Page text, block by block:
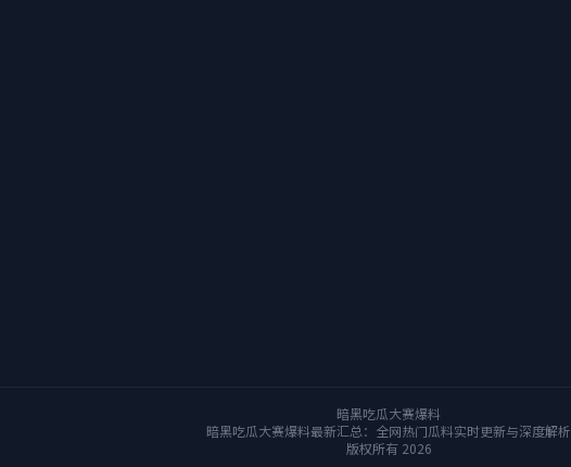
暗黑吃瓜大赛爆料
暗黑吃瓜大赛爆料最新汇总：全网热门瓜料实时更新与深度解析
版权所有 2026